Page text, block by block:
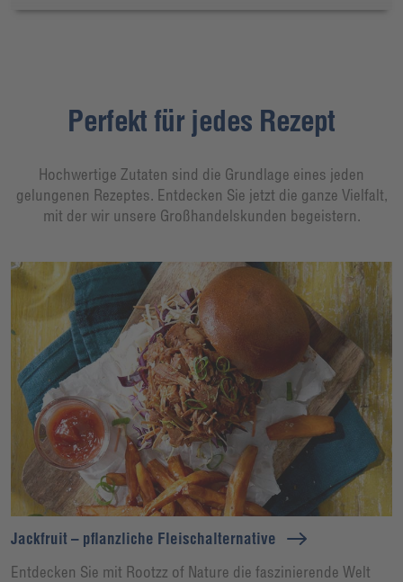
Perfekt für jedes Rezept
Hochwertige Zutaten sind die Grundlage eines jeden
gelungenen Rezeptes. Entdecken Sie jetzt die ganze Vielfalt,
mit der wir unsere Großhandelskunden begeistern.
Jackfruit – pflanzliche Fleischalternative
Entdecken Sie mit Rootzz of Nature die faszinierende Welt